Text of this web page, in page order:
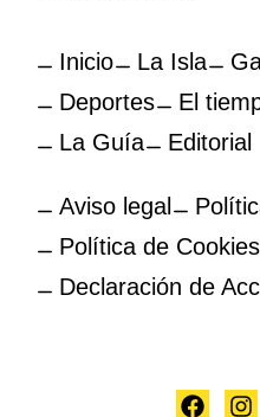
Inicio La Isla
Deportes
El
La Guía
Editorial
Aviso legal
Política de Cookies
Declaración de